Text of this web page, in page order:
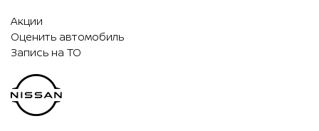
Акции
Оценить автомобиль
Запись на ТО